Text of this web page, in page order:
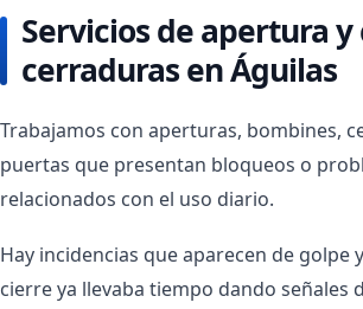
Servicios de apertura
cerraduras en Águilas
Trabajamos con aperturas, bombines,
puertas que presentan bloqueos o
relacionados con el uso diario.
Hay incidencias que aparecen de golpe
cierre ya llevaba tiempo dando señales